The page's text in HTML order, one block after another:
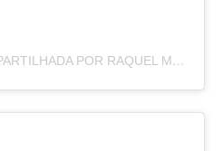
UMA PUBLICAÇÃO COMPARTILHADA POR RAQUEL MOREIRA (@BYRAQUELMOREIRA)